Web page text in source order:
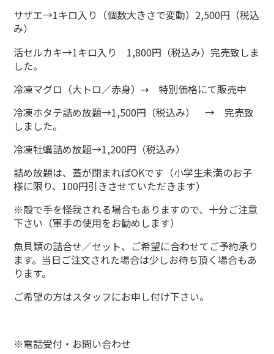
サザエ→1キロ入り（個数大きさで変動）2,500円（税込
み）
活セルカキ→1キロ入り 1,800円（税込み）完売致しま
した。
冷凍マグロ（大トロ／赤身）⇢ 特別価格にて販売中
冷凍ホタテ詰め放題→1,500円（税込み） → 完売致
しました。
冷凍牡蠣詰め放題→1,200円（税込み）
詰め放題は、蓋が閉まればOKです（小学生未満のお子
様に限り、100円引きさせていただきます）
※殻で手を怪我される場合もありますので、十分ご注意
下さい（軍手の使用をお勧めします）
魚貝類の詰合せ／セット、ご希望に合わせてご予約承り
ます。当日ご注文された場合は少しお待ち頂く場合もあ
ります。
ご希望の方はスタッフにお申し付け下さい。
※電話受付・お問い合わせ